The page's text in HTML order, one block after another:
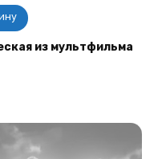
из мультфильма